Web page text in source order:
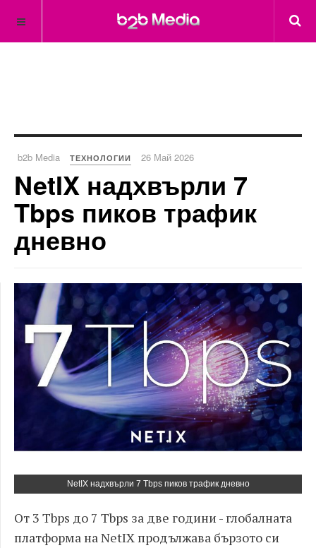
b2b Media ТЕХНОЛОГИИ 26 Май 2026
NetIX надхвърли 7
Tbps пиков трафик
дневно
NetIX надхвърли 7 Tbps пиков трафик дневно
От 3 Tbps до 7 Tbps за две години - глобалната
платформа на NetIX продължава бързото си